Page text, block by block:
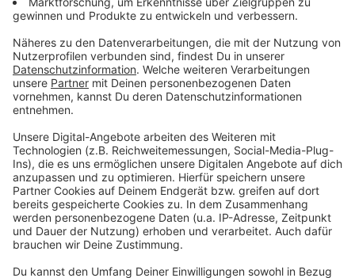
ihm bekommen könnt, ist Elvis nun unter die Podcaster
gegangen. Somit steht euch Elvis rund um die Uhr zur
Verfügung. Hier bekommt Ihr außerdem den
"Directors-Cut" - die Original-Telefonate in längerer
Version. Elvis wird sich mit Kollegen und ehemaligen
"Opfern" über die Telefonate aus den letzten zwei
Jahrzehnten unterhalten. Wir erfahren auch, wie es ihm
dabei ergangen ist und wobei er selbst mal ins
Schleudern gekommen ist. Viel Spaß beim Zuhören und
bitte nicht erschrecken, wenn dabei das Telefon
klingelt. Es muss ja nicht unbedingt Elvis Eifel dran
sein.